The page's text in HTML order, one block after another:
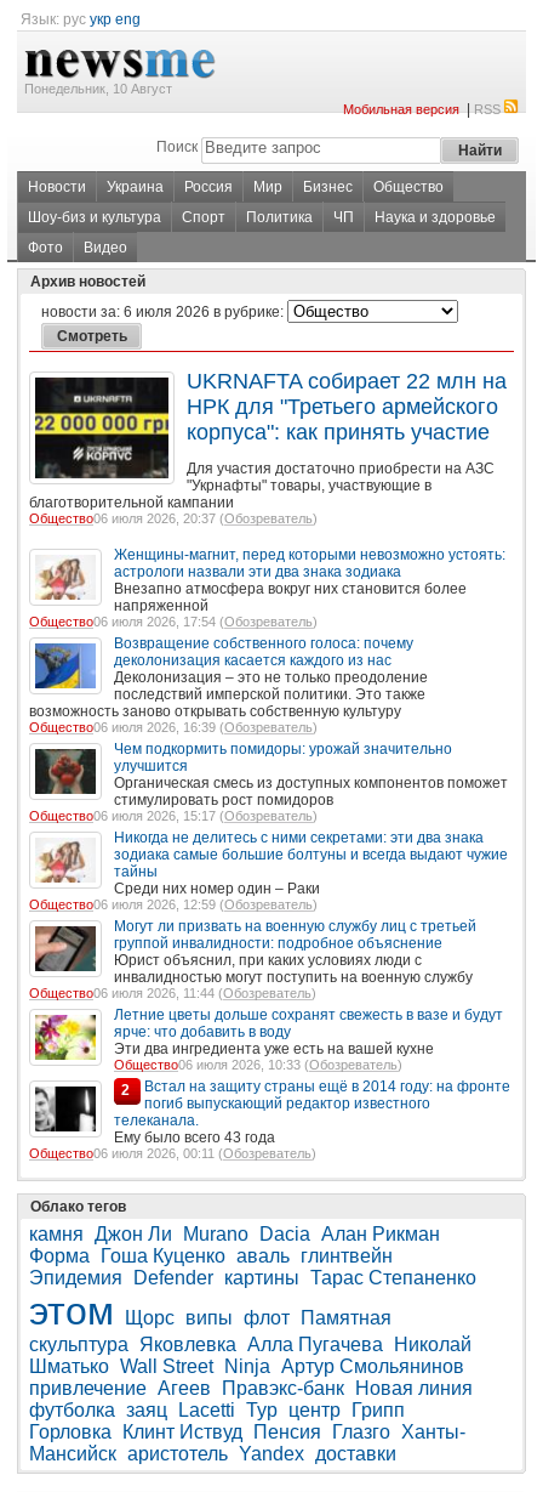
Язык: рус укр eng
Понедельник, 10 Август
Мобильная версия|RSS
Поиск
Новости Украина Россия Мир Бизнес
Общество
Шоу-биз и культура
Спорт Политика ЧП
Наука и здоровье
Фото
Видео
Архив новостей
новости за: 6 июля 2026 в рубрике:
UKRNAFTA собирает 22 млн на
НРК для "Третьего армейского
корпуса": как принять участие
Для участия достаточно приобрести на АЗС
"Укрнафты" товары, участвующие в
благотворительной кампании
Общество06 июля 2026, 20:37 (Обозреватель)
Женщины-магнит, перед которыми невозможно устоять:
астрологи назвали эти два знака зодиака
Внезапно атмосфера вокруг них становится более
напряженной
Общество06 июля 2026, 17:54 (Обозреватель)
Возвращение собственного голоса: почему
деколонизация касается каждого из нас
Деколонизация – это не только преодоление
последствий имперской политики. Это также
возможность заново открывать собственную культуру
Общество06 июля 2026, 16:39 (Обозреватель)
Чем подкормить помидоры: урожай значительно
улучшится
Органическая смесь из доступных компонентов поможет
стимулировать рост помидоров
Общество06 июля 2026, 15:17 (Обозреватель)
Никогда не делитесь с ними секретами: эти два знака
зодиака самые большие болтуны и всегда выдают чужие
тайны
Среди них номер один – Раки
Общество06 июля 2026, 12:59 (Обозреватель)
Могут ли призвать на военную службу лиц с третьей
группой инвалидности: подробное объяснение
Юрист объяснил, при каких условиях люди с
инвалидностью могут поступить на военную службу
Общество06 июля 2026, 11:44 (Обозреватель)
Летние цветы дольше сохранят свежесть в вазе и будут
ярче: что добавить в воду
Эти два ингредиента уже есть на вашей кухне
Общество06 июля 2026, 10:33 (Обозреватель)
2
Встал на защиту страны ещё в 2014 году: на фронте
погиб выпускающий редактор известного
телеканала.
Ему было всего 43 года
Общество06 июля 2026, 00:11 (Обозреватель)
Облако тегов
камня Джон Ли Murano Dacia Алан Рикман
Форма
Гоша Куценко аваль глинтвейн
Эпидемия
Defender картины Тарас Степаненко
этом Щорс випы флот
Памятная
скульптура
Яковлевка Алла Пугачева
Николай
Шматько Wall Street Ninja Артур Смольянинов
привлечение Агеев Правэкс-банк
Новая линия
футболка заяц Lacetti Тур центр
Грипп
Горловка
Клинт Иствуд Пенсия Глазго Ханты-
Мансийск аристотель Yandex доставки